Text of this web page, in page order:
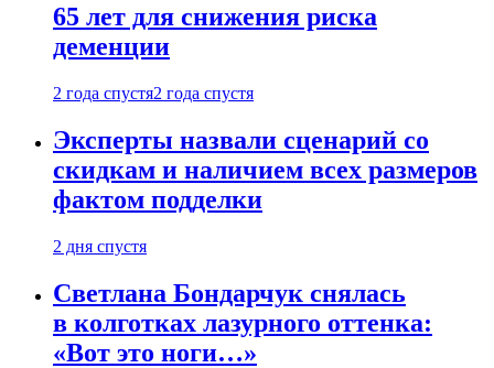
65 лет для снижения риска
деменции
2 года спустя2 года спустя
Эксперты назвали сценарий со
скидкам и наличием всех размеров
фактом подделки
2 дня спустя
Светлана Бондарчук снялась
в колготках лазурного оттенка:
«Вот это ноги…»